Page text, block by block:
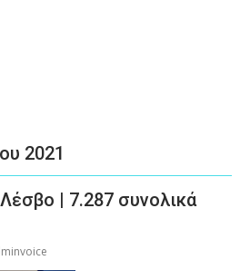
2021
| 7.287 συνολικά